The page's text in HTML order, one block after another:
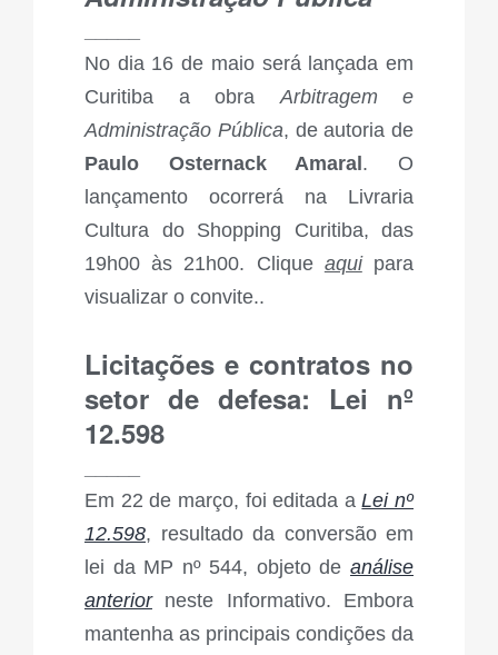
No dia 16 de maio será lançada em
Curitiba a obraArbitragem e
Administração Pública, de autoria de
Paulo Osternack Amaral . O
lançamento ocorrerá na Livraria
Cultura do Shopping Curitiba, das
19h00 às 21h00. Clique aquipara
visualizar o convite..
Licitações e contratos no
setor de defesa: Lei nº
12.598
Em 22 de março, foi editada aLei nº
12.598, resultado da conversão em
lei da MP nº 544, objeto de análise
anteriorneste Informativo. Embora
mantenha as principais condições da